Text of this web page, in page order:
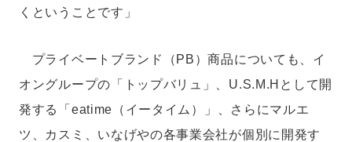
くということです」
プライベートブランド（PB）商品についても、イ
オングループの「トップバリュ」、U.S.M.Hとして開
発する「eatime（イータイム）」、さらにマルエ
ツ、カスミ、いなげやの各事業会社が個別に開発す